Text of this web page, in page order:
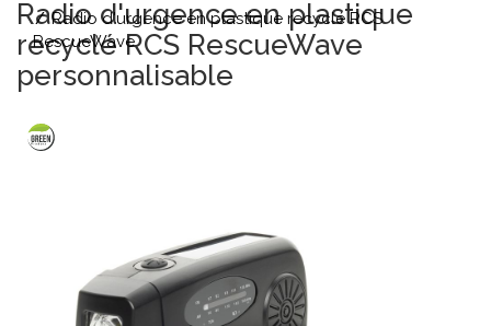
Radio d'urgence en plastique recyclé RCS
RescueWave
Radio d'urgence en plastique
recyclé RCS RescueWave
personnalisable